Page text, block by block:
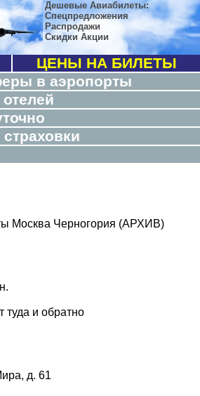
Дешевые Авиабилеты:
Спецпредложения
Распродажи
Скидки Акции
ЦЕНЫ НА БИЛЕТЫ
в аэропорты
Москва Черногория (АРХИВ)
туда и обратно
д. 61